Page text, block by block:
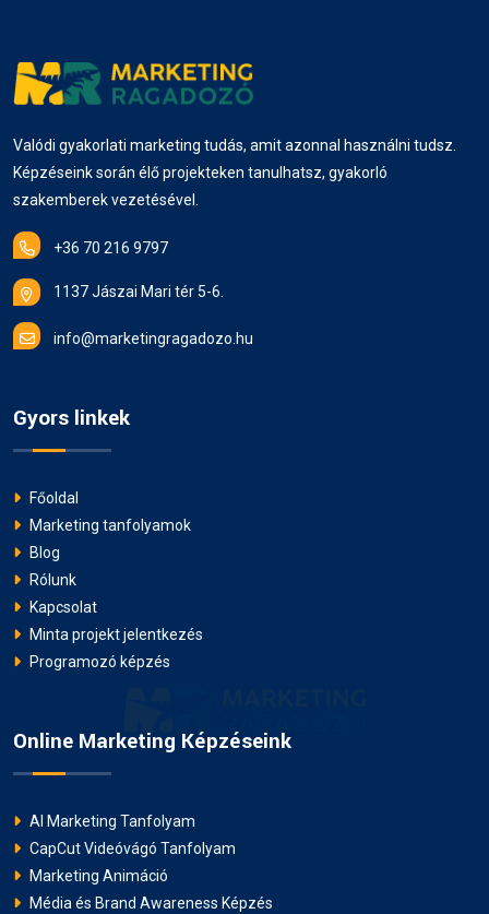
Valódi gyakorlati marketing tudás, amit azonnal használni tudsz.
Képzéseink során élő projekteken tanulhatsz, gyakorló
szakemberek vezetésével.
+36 70 216 9797
1137 Jászai Mari tér 5-6.
info@marketingragadozo.hu
Gyors linkek
Főoldal
Marketing tanfolyamok
Blog
Rólunk
Kapcsolat
Minta projekt jelentkezés
Programozó képzés
Online Marketing Képzéseink
AI Marketing Tanfolyam
CapCut Videóvágó Tanfolyam
Marketing Animáció
Média és Brand Awareness Képzés